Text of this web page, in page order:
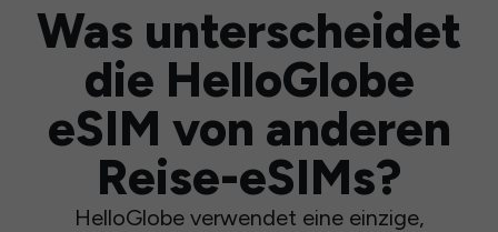
Was unterscheidet
die HelloGlobe
eSIM von anderen
Reise-eSIMs?
HelloGlobe verwendet eine einzige,